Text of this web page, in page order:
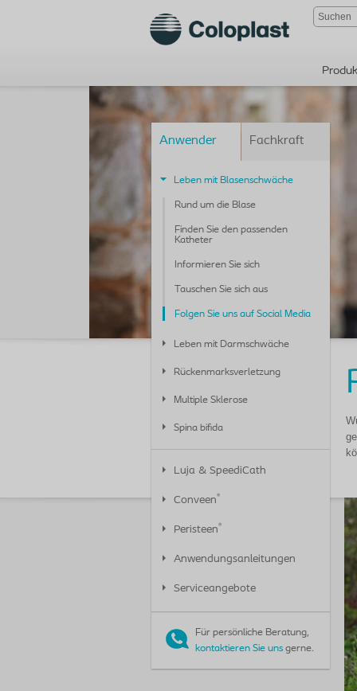
Anwender
Leben mit Blasenschwäche
Rund um die Blase
Finden Sie den passenden
Katheter
Informieren Sie sich
Tauschen Sie sich aus
Folgen Sie uns auf Social Media
Leben mit Darmschwäche
Rückenmarksverletzung
Multiple Sklerose
Spina bifida
Fachkraft
Luja & SpeediCath
Conveen®
Peristeen®
Anwendungsanleitungen
Serviceangebote
Für persönliche Beratung,
kontaktieren Sie uns gerne.